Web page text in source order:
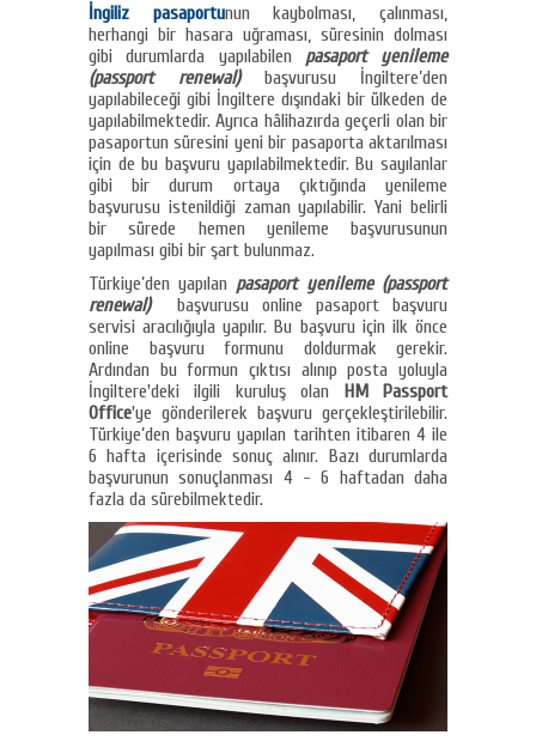
İngiliz pasaportunun kaybolması, çalınması,
herhangi bir hasara uğraması, süresinin dolması
gibi durumlarda yapılabilen pasaport yenileme
(passport renewal)başvurusu İngiltere’den
yapılabileceği gibi İngiltere dışındaki bir ülkeden de
yapılabilmektedir. Ayrıca hâlihazırda geçerli olan bir
pasaportun süresini yeni bir pasaporta aktarılması
için de bu başvuru yapılabilmektedir. Bu sayılanlar
gibi bir durum ortaya çıktığında yenileme
başvurusu istenildiği zaman yapılabilir. Yani belirli
bir sürede hemen yenileme başvurusunun
yapılması gibi bir şart bulunmaz.
Türkiye’den yapılan pasaport yenileme (passport
renewal)
başvurusu online pasaport başvuru
servisi aracılığıyla yapılır. Bu başvuru için ilk önce
online başvuru formunu doldurmak gerekir.
Ardından bu formun çıktısı alınıp posta yoluyla
İngiltere'deki ilgili kuruluş olan HM Passport
Office'ye gönderilerek başvuru gerçekleştirilebilir.
Türkiye’den başvuru yapılan tarihten itibaren 4 ile
6 hafta içerisinde sonuç alınır. Bazı durumlarda
başvurunun sonuçlanması 4 - 6 haftadan daha
fazla da sürebilmektedir.